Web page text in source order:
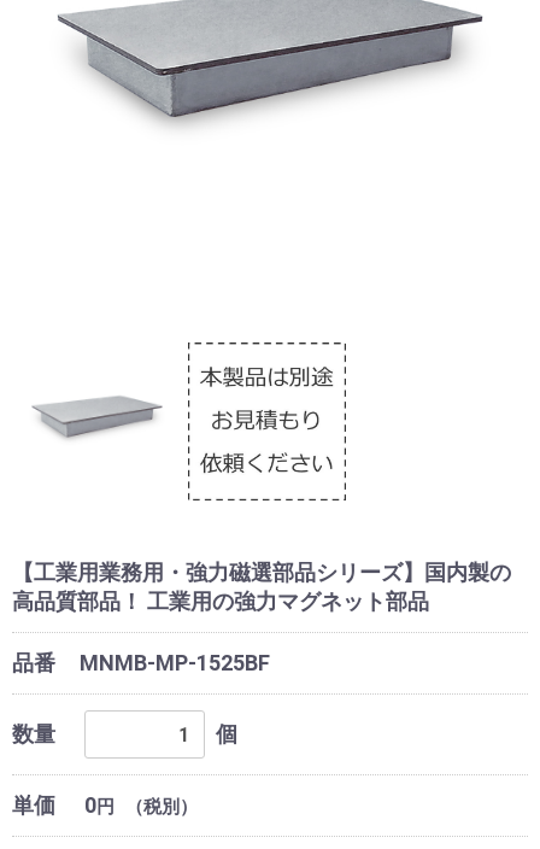
【工業用業務用・強力磁選部品シリーズ】国内製の
高品質部品！ 工業用の強力マグネット部品
品番 MNMB-MP-1525BF
数量 個
単価 0円 （税別）